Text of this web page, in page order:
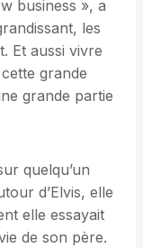
business », a
les
Et aussi vivre
grande
grande partie
quelqu’un
d’Elvis, elle
elle essayait
de son père.